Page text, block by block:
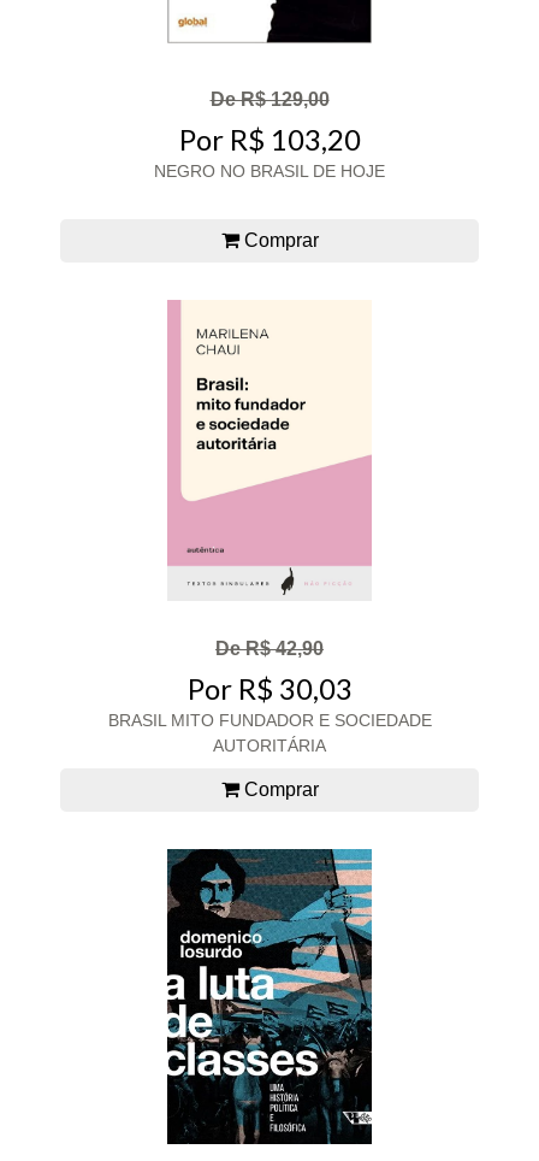
De R$ 129,00
Por R$ 103,20
NEGRO NO BRASIL DE HOJE
Comprar
De R$ 42,90
Por R$ 30,03
BRASIL MITO FUNDADOR E SOCIEDADE
AUTORITÁRIA
Comprar